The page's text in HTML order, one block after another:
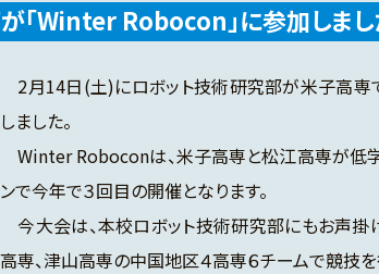
「Winter Robocon」に参加しま
2月14日(土)にロボット技術研究部が米子高
しました。
Winter Roboconは、米子高専と松江高専が低
ンで今年で３回目の開催となります。
今大会は、本校ロボット技術研究部にもお声掛
高専、津山高専の中国地区４高専６チームで競技を